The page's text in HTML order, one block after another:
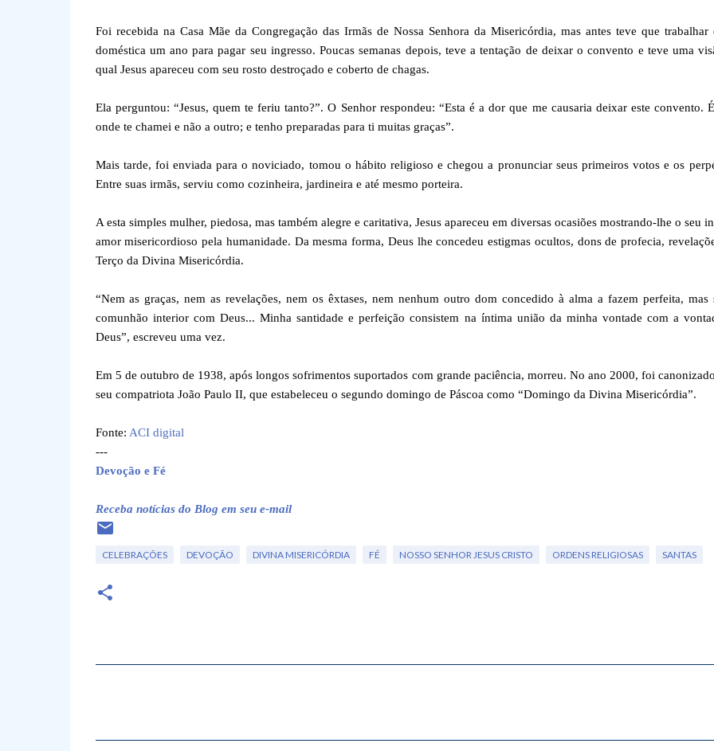
Foi recebida na Casa Mãe da Congregação das Irmãs de Nossa Senhora da Misericórdia, mas antes teve que trabalhar
doméstica um ano para pagar seu ingresso. Poucas semanas depois, teve a tentação de deixar o convento e teve uma
qual Jesus apareceu com seu rosto destroçado e coberto de chagas.
Ela perguntou: “Jesus, quem te feriu tanto?”. O Senhor respondeu: “Esta é a dor que me causaria deixar este convento.
onde te chamei e não a outro; e tenho preparadas para ti muitas graças”.
Mais tarde, foi enviada para o noviciado, tomou o hábito religioso e chegou a pronunciar seus primeiros votos e os
Entre suas irmãs, serviu como cozinheira, jardineira e até mesmo porteira.
A esta simples mulher, piedosa, mas também alegre e caritativa, Jesus apareceu em diversas ocasiões mostrando-lhe o seu
amor misericordioso pela humanidade. Da mesma forma, Deus lhe concedeu estigmas ocultos, dons de profecia,
Terço da Divina Misericórdia.
“Nem as graças, nem as revelações, nem os êxtases, nem nenhum outro dom concedido à alma a fazem perfeita, mas
comunhão interior com Deus... Minha santidade e perfeição consistem na íntima união da minha vontade com a
Deus”, escreveu uma vez.
Em 5 de outubro de 1938, após longos sofrimentos suportados com grande paciência, morreu. No ano 2000, foi
seu compatriota João Paulo II, que estabeleceu o segundo domingo de Páscoa como “Domingo da Divina Misericórdia”.
Fonte: ACI digital
---
Devoção e Fé
Receba notícias do Blog em seu e-mail
CELEBRAÇÕES DEVOÇÃO DIVINA MISERICÓRDIA FÉ NOSSO SENHOR JESUS CRISTO ORDENS RELIGIOSAS SANTAS